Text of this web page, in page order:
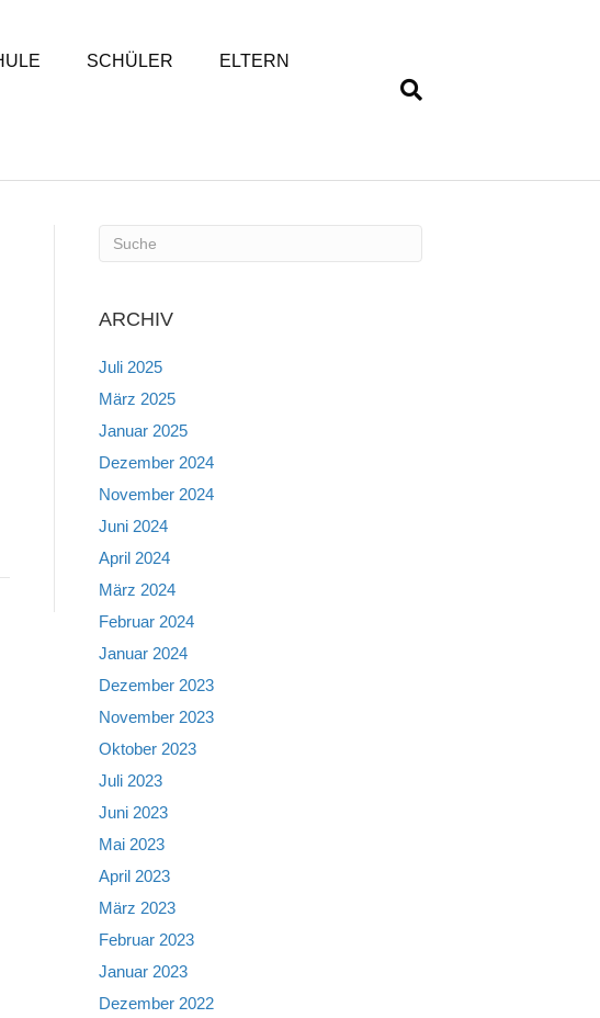
SCHÜLER ELTERN
ARCHIV
Juli 2025
März 2025
Januar 2025
Dezember 2024
November 2024
Juni 2024
April 2024
März 2024
Februar 2024
Januar 2024
Dezember 2023
November 2023
Oktober 2023
Juli 2023
Juni 2023
Mai 2023
April 2023
März 2023
Februar 2023
Januar 2023
Dezember 2022